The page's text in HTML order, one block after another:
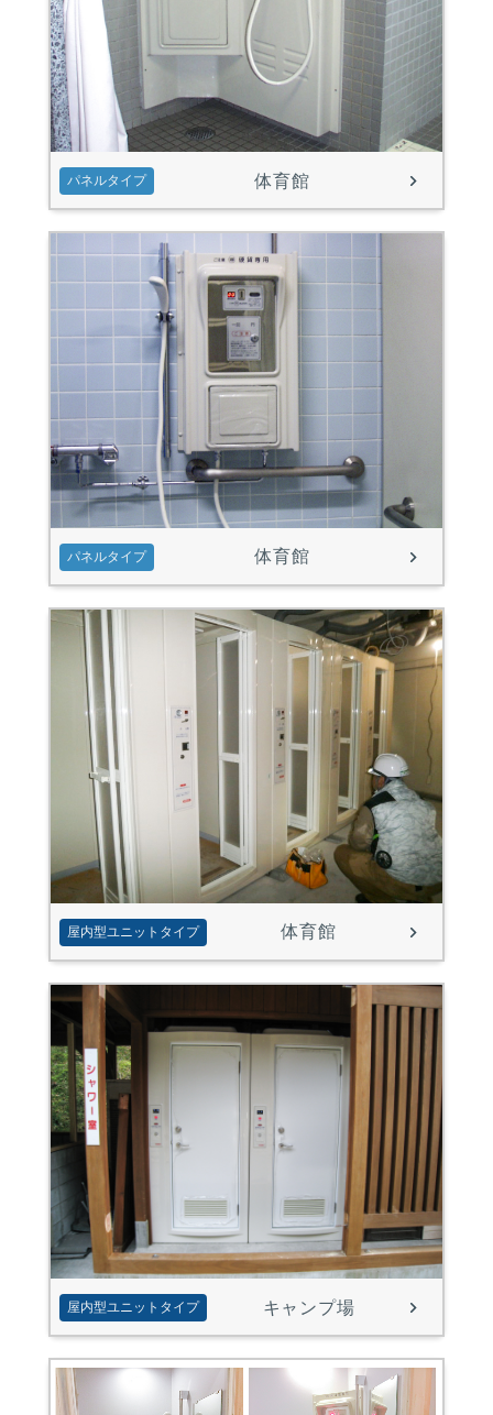
パネルタイプ 体育館
パネルタイプ 体育館
屋内型ユニットタイプ 体育館
屋内型ユニットタイプ キャンプ場